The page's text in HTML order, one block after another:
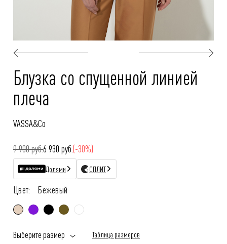
Блузка со спущенной линией
плеча
VASSA&Co
9 900 руб.6 930 руб.(-30%)
Долями СПЛИТ
Цвет: Бежевый
Выберите размер Таблица размеров